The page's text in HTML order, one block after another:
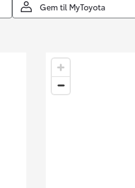
Gem til MyToyota